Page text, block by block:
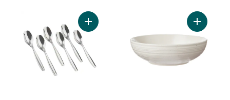
Ajouter Cuillères à thé cruise au panier
Ajouter